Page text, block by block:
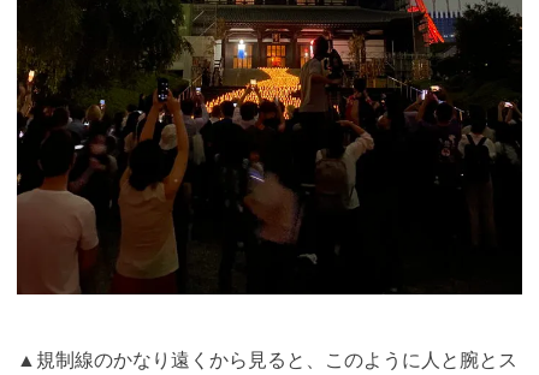
▲規制線のかなり遠くから見ると、このように人と腕とス